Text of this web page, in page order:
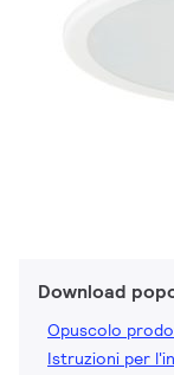
Download
Opuscolo
Istruzioni per